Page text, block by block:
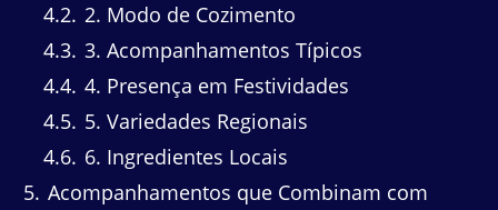
4.2 2. Modo de Cozimento
4.3 3. Acompanhamentos Típicos
4.4 4. Presença em Festividades
4.5 5. Variedades Regionais
4.6 6. Ingredientes Locais
5 Acompanhamentos que Combinam com